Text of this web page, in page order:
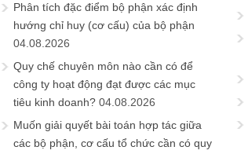
Phân tích đặc điểm bộ phận xác định
hướng chỉ huy (cơ cấu) của bộ phận
04.08.2026
Quy chế chuyên môn nào cần có để
công ty hoạt động đạt được các mục
tiêu kinh doanh? 04.08.2026
Muốn giải quyết bài toán hợp tác giữa
các bộ phận, cơ cấu tổ chức cần có quy